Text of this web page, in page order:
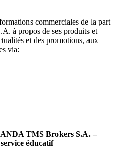
commerciales de la part
à propos de ses produits et
et des promotions, aux
via:
TMS Brokers S.A. –
éducatif